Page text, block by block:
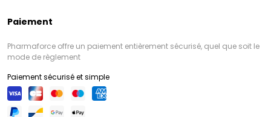
Paiement
Pharmaforce offre un paiement entièrement sécurisé, quel que soit le
mode de règlement
Paiement sécurisé et simple